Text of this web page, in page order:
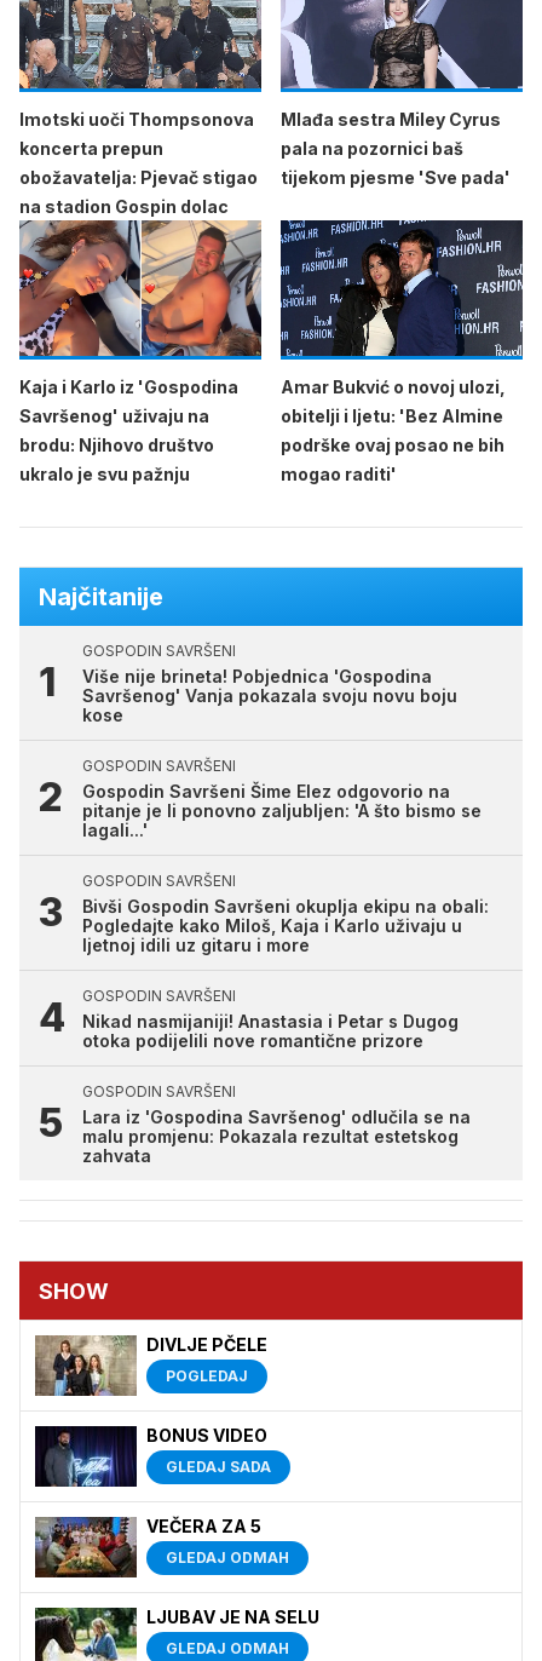
Imotski uoči Thompsonova
koncerta prepun
obožavatelja: Pjevač stigao
na stadion Gospin dolac
Mlađa sestra Miley Cyrus
pala na pozornici baš
tijekom pjesme 'Sve pada'
Kaja i Karlo iz 'Gospodina
Savršenog' uživaju na
brodu: Njihovo društvo
ukralo je svu pažnju
Amar Bukvić o novoj ulozi,
obitelji i ljetu: 'Bez Almine
podrške ovaj posao ne bih
mogao raditi'
Najčitanije
GOSPODIN SAVRŠENI
Više nije brineta! Pobjednica 'Gospodina
Savršenog' Vanja pokazala svoju novu boju
kose
GOSPODIN SAVRŠENI
Gospodin Savršeni Šime Elez odgovorio na
pitanje je li ponovno zaljubljen: 'A što bismo se
lagali...'
GOSPODIN SAVRŠENI
Bivši Gospodin Savršeni okuplja ekipu na obali:
Pogledajte kako Miloš, Kaja i Karlo uživaju u
ljetnoj idili uz gitaru i more
GOSPODIN SAVRŠENI
Nikad nasmijaniji! Anastasia i Petar s Dugog
otoka podijelili nove romantične prizore
GOSPODIN SAVRŠENI
Lara iz 'Gospodina Savršenog' odlučila se na
malu promjenu: Pokazala rezultat estetskog
zahvata
SHOW
DIVLJE PČELE
POGLEDAJ
BONUS VIDEO
GLEDAJ SADA
VEČERA ZA 5
GLEDAJ ODMAH
LJUBAV JE NA SELU
GLEDAJ ODMAH